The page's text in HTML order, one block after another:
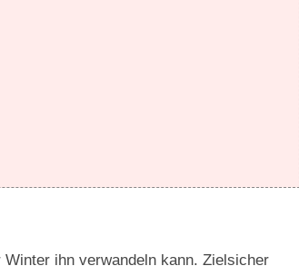
ihn verwandeln kann. Zielsicher